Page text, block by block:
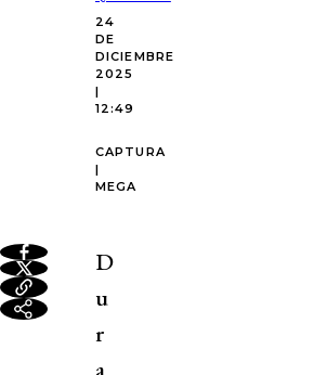
24
DE
DICIEMBRE
2025
|
12:49
CAPTURA
|
MEGA
D
u
r